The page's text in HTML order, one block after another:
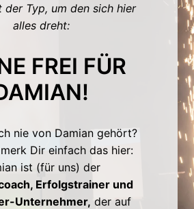
der Typ, um den sich hier
alles dreht:
FREI FÜR
nie von Damian gehört?
Dir einfach das hier:
ist (für uns) der
Erfolgstrainer und
Unternehmer, der auf